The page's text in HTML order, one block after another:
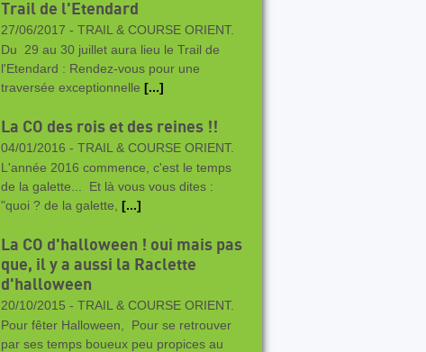
Trail de l'Etendard
27/06/2017 - TRAIL & COURSE ORIENT.
Du 29 au 30 juillet aura lieu le Trail de
l'Etendard : Rendez-vous pour une
traversée exceptionnelle [...]
La CO des rois et des reines !!
04/01/2016 - TRAIL & COURSE ORIENT.
L'année 2016 commence, c'est le temps
de la galette... Et là vous vous dites :
"quoi ? de la galette, [...]
La CO d'halloween ! oui mais pas
que, il y a aussi la Raclette
d'halloween
20/10/2015 - TRAIL & COURSE ORIENT.
Pour fêter Halloween, Pour se retrouver
par ses temps boueux peu propices au